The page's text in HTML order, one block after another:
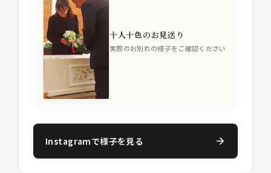
十人十色のお見送り
実際のお別れの様子をご確認ください
Instagramで様子を見る